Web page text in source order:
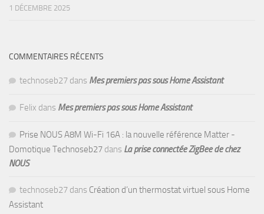
1 DÉCEMBRE 2025
COMMENTAIRES RÉCENTS
technoseb27 dans Mes premiers pas sous Home Assistant
Felix dans Mes premiers pas sous Home Assistant
Prise NOUS A8M Wi-Fi 16A : la nouvelle référence Matter -
Domotique Technoseb27 dans La prise connectée ZigBee de chez
NOUS
technoseb27 dans Création d’un thermostat virtuel sous Home
Assistant